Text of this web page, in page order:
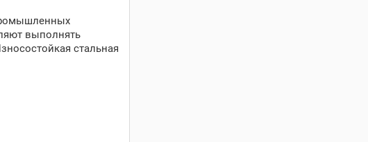
выполнять
стальная